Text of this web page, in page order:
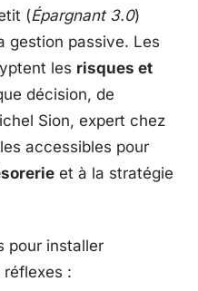
(Épargnant 3.0)
gestion passive. Les
les risques et
décision, de
Sion, expert chez
accessibles pour
et à la stratégie
pour installer
: